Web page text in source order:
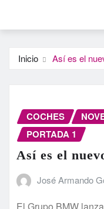
Inicio Así es el
COCHES
PORTADA 1
Así es el
José Armando
El Grupo BMW